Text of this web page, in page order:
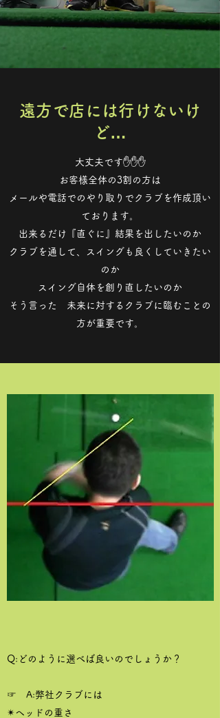
遠方で店には行けないけ
ど…
大丈夫です✋✋✋
お客様全体の3割の方は
メールや電話でのやり取りでクラブを作成頂い
ております。
出来るだけ『直ぐに』結果を出したいのか
クラブを通して、スイングも良くしていきたい
のか
スイング自体を創り直したいのか
そう言った 未来に対するクラブに臨むことの
方が重要です。
Q:どのように選べば良いのでしょうか？
☞ A:弊社クラブには
✴ヘッドの重さ